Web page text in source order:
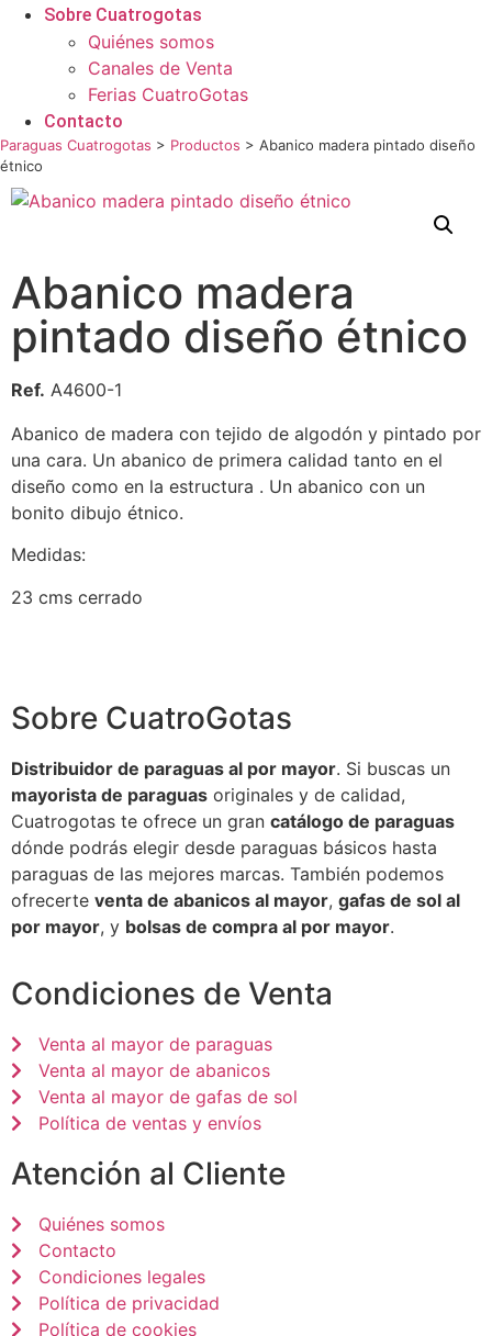
Sobre Cuatrogotas
Quiénes somos
Canales de Venta
Ferias CuatroGotas
Contacto
Paraguas Cuatrogotas > Productos > Abanico madera pintado diseño
étnico
Abanico madera
pintado diseño étnico
Ref. A4600-1
Abanico de madera con tejido de algodón y pintado por
una cara. Un abanico de primera calidad tanto en el
diseño como en la estructura . Un abanico con un
bonito dibujo étnico.
Medidas:
23 cms cerrado
Sobre CuatroGotas
Distribuidor de paraguas al por mayor. Si buscas un
mayorista de paraguas originales y de calidad,
Cuatrogotas te ofrece un gran catálogo de paraguas
dónde podrás elegir desde paraguas básicos hasta
paraguas de las mejores marcas. También podemos
ofrecerte venta de abanicos al mayor, gafas de sol al
por mayor, y bolsas de compra al por mayor.
Condiciones de Venta
Venta al mayor de paraguas
Venta al mayor de abanicos
Venta al mayor de gafas de sol
Política de ventas y envíos
Atención al Cliente
Quiénes somos
Contacto
Condiciones legales
Política de privacidad
Política de cookies